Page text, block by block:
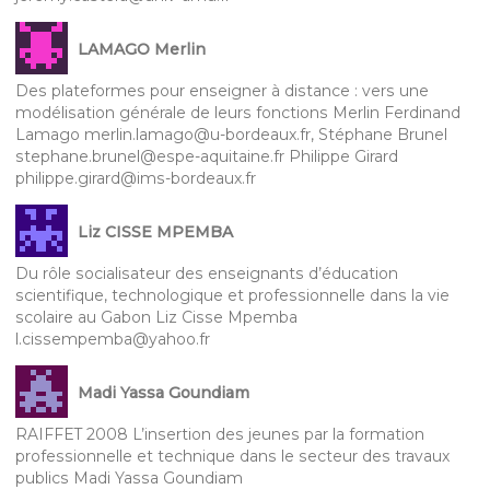
LAMAGO Merlin
Des plateformes pour enseigner à distance : vers une
modélisation générale de leurs fonctions Merlin Ferdinand
Lamago merlin.lamago@u-bordeaux.fr, Stéphane Brunel
stephane.brunel@espe-aquitaine.fr Philippe Girard
philippe.girard@ims-bordeaux.fr
Liz CISSE MPEMBA
Du rôle socialisateur des enseignants d’éducation
scientifique, technologique et professionnelle dans la vie
scolaire au Gabon Liz Cisse Mpemba
l.cissempemba@yahoo.fr
Madi Yassa Goundiam
RAIFFET 2008 L’insertion des jeunes par la formation
professionnelle et technique dans le secteur des travaux
publics Madi Yassa Goundiam